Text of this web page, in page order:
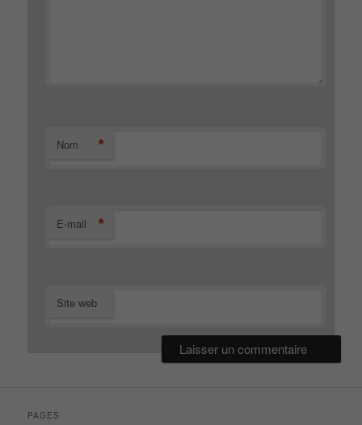
Nom *
E-mail *
Site web
PAGES